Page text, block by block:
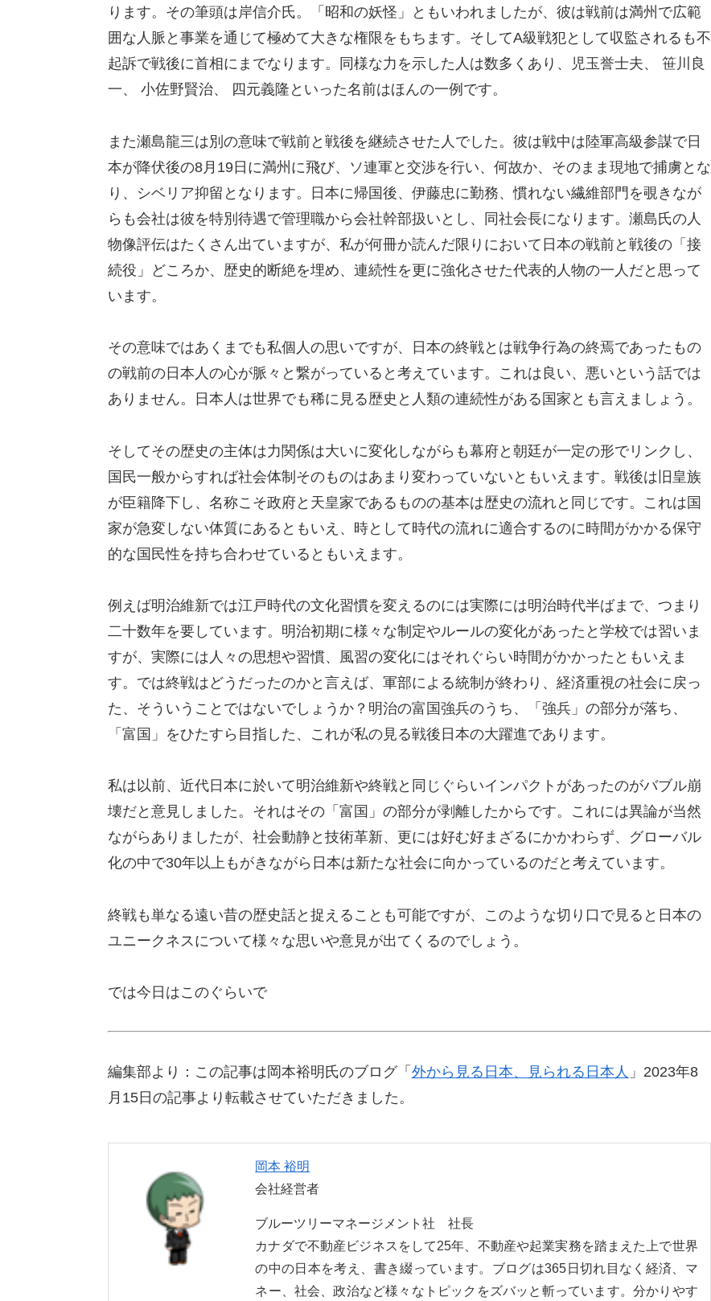
ります。その筆頭は岸信介氏。「昭和の妖怪」ともいわれましたが、彼は戦前は満州で広範
囲な人脈と事業を通じて極めて大きな権限をもちます。そしてA級戦犯として収監されるも不
起訴で戦後に首相にまでなります。同様な力を示した人は数多くあり、児玉誉士夫、 笹川良
一、 小佐野賢治、 四元義隆といった名前はほんの一例です。
また瀬島龍三は別の意味で戦前と戦後を継続させた人でした。彼は戦中は陸軍高級参謀で日
本が降伏後の8月19日に満州に飛び、ソ連軍と交渉を行い、何故か、そのまま現地で捕虜とな
り、シベリア抑留となります。日本に帰国後、伊藤忠に勤務、慣れない繊維部門を覗きなが
らも会社は彼を特別待遇で管理職から会社幹部扱いとし、同社会長になります。瀬島氏の人
物像評伝はたくさん出ていますが、私が何冊か読んだ限りにおいて日本の戦前と戦後の「接
続役」どころか、歴史的断絶を埋め、連続性を更に強化させた代表的人物の一人だと思って
います。
その意味ではあくまでも私個人の思いですが、日本の終戦とは戦争行為の終焉であったもの
の戦前の日本人の心が脈々と繋がっていると考えています。これは良い、悪いという話では
ありません。日本人は世界でも稀に見る歴史と人類の連続性がある国家とも言えましょう。
そしてその歴史の主体は力関係は大いに変化しながらも幕府と朝廷が一定の形でリンクし、
国民一般からすれば社会体制そのものはあまり変わっていないともいえます。戦後は旧皇族
が臣籍降下し、名称こそ政府と天皇家であるものの基本は歴史の流れと同じです。これは国
家が急変しない体質にあるともいえ、時として時代の流れに適合するのに時間がかかる保守
的な国民性を持ち合わせているともいえます。
例えば明治維新では江戸時代の文化習慣を変えるのには実際には明治時代半ばまで、つまり
二十数年を要しています。明治初期に様々な制定やルールの変化があったと学校では習いま
すが、実際には人々の思想や習慣、風習の変化にはそれぐらい時間がかかったともいえま
す。では終戦はどうだったのかと言えば、軍部による統制が終わり、経済重視の社会に戻っ
た、そういうことではないでしょうか？明治の富国強兵のうち、「強兵」の部分が落ち、
「富国」をひたすら目指した、これが私の見る戦後日本の大躍進であります。
私は以前、近代日本に於いて明治維新や終戦と同じぐらいインパクトがあったのがバブル崩
壊だと意見しました。それはその「富国」の部分が剥離したからです。これには異論が当然
ながらありましたが、社会動静と技術革新、更には好む好まざるにかかわらず、グローバル
化の中で30年以上もがきながら日本は新たな社会に向かっているのだと考えています。
終戦も単なる遠い昔の歴史話と捉えることも可能ですが、このような切り口で見ると日本の
ユニークネスについて様々な思いや意見が出てくるのでしょう。
では今日はこのぐらいで
編集部より：この記事は岡本裕明氏のブログ「 外から見る日本、見られる日本人 」2023年8
月15日の記事より転載させていただきました。
岡本 裕明
会社経営者
ブルーツリーマネージメント社 社長
カナダで不動産ビジネスをして25年、不動産や起業実務を踏まえた上で世界
の中の日本を考え、書き綴っています。ブログは365日切れ目なく経済、マ
ネー、社会、政治など様々なトピックをズバッと斬っています。分かりやす